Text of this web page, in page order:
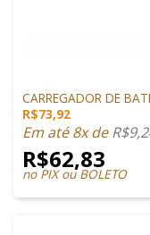
CARREGADOR DE
R$73,92
Em até 8x deR$
R$62,83
no PIX ou BOLETO